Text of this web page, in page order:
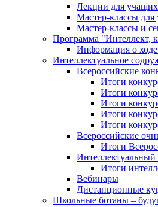
Лекции для
Мастер-классы для
Мастер-классы и
Программа "Интеллект,
Информация о
Интеллектуальное
Всероссийские
Итоги
Итоги
Итоги
Итоги
Итоги
Всероссийские
Итоги
Итоги
Вебинары
Дистанционные
Школьные ботаны –